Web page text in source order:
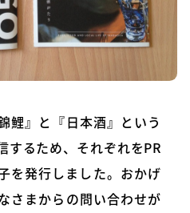
鯉』と『日本酒』という
するため、それぞれをPR
を発行しました。おかげ
さまからの問い合わせが